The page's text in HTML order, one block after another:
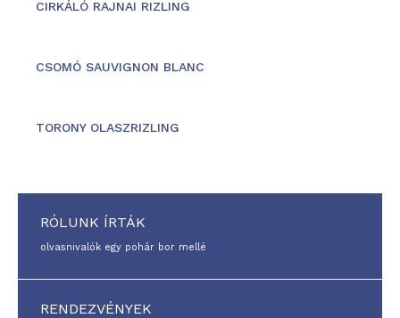
CIRKÁLÓ RAJNAI RIZLING
CSOMÓ SAUVIGNON BLANC
TORONY OLASZRIZLING
RÓLUNK ÍRTÁK
olvasnivalók egy pohár bor mellé
RENDEZVÉNYEK